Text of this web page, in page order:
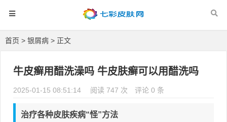
首页 > 银屑病 > 正文
牛皮癣用醋洗澡吗 牛皮肤癣可以用醋洗吗
2025-01-15 08:51:14 阅读 747 次 评论 0 条
治疗各种皮肤疾病“怪”方法